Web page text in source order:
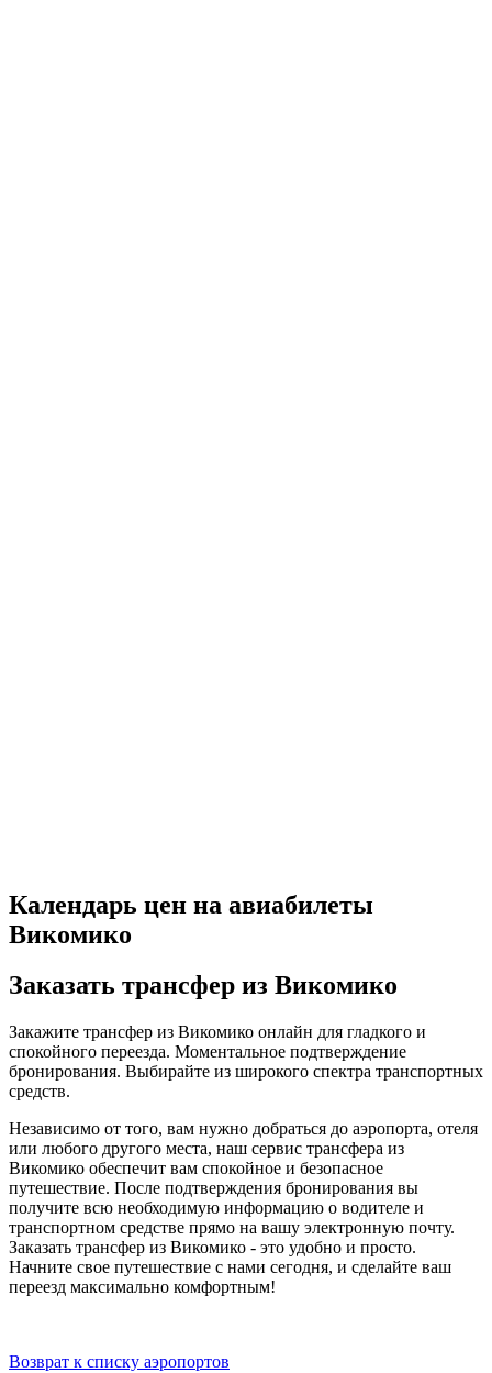
Календарь цен на авиабилеты
Викомико
Заказать трансфер из Викомико
Закажите трансфер из Викомико онлайн для гладкого и
спокойного переезда. Моментальное подтверждение
бронирования. Выбирайте из широкого спектра транспортных
средств.
Независимо от того, вам нужно добраться до аэропорта, отеля
или любого другого места, наш сервис трансфера из
Викомико обеспечит вам спокойное и безопасное
путешествие. После подтверждения бронирования вы
получите всю необходимую информацию о водителе и
транспортном средстве прямо на вашу электронную почту.
Заказать трансфер из Викомико - это удобно и просто.
Начните свое путешествие с нами сегодня, и сделайте ваш
переезд максимально комфортным!
Возврат к списку аэропортов